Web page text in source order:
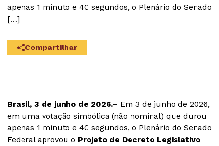
apenas 1 minuto e 40 segundos, o Plenário do Senado
[…]
Compartilhar
Brasil, 3 de junho de 2026.– Em 3 de junho de 2026,
em uma votação simbólica (não nominal) que durou
apenas 1 minuto e 40 segundos, o Plenário do Senado
Federal aprovou o Projeto de Decreto Legislativo